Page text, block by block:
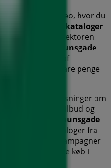
butikken på Tiendeo, hvor du
kataloger
for
sektoren.
på
M.P. Bruunsgade
et bredt udvalg af
dig med at spare penge
opdaterede oplysninger om
eksklusive tilbud og
på
M.P. Bruunsgade
til de nyeste kataloger fra
de nyeste kampagner
produkter til dine køb i